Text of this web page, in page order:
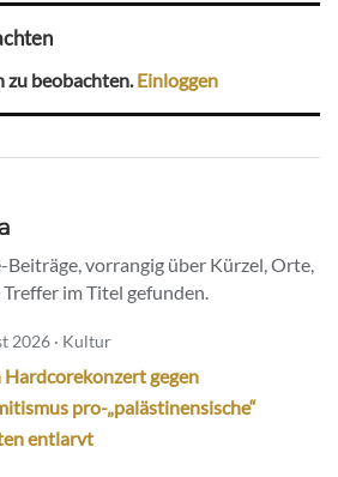
zu beobachten.Einloggen
Beiträge, vorrangig über Kürzel, Orte,
im Titel gefunden.
2026 · Kultur
Hardcorekonzert gegen
pro-„palästinensische“
entlarvt